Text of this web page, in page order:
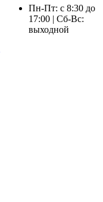
Пн-Пт: с 8:30 до
17:00 | Сб-Вс:
выходной